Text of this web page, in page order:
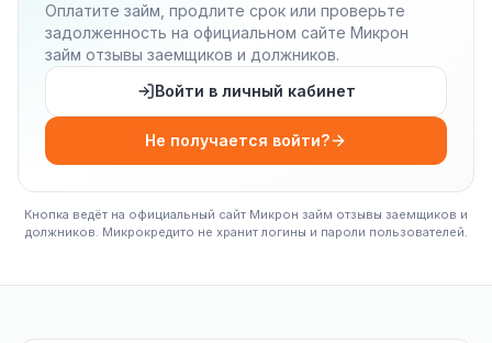
Оплатите займ, продлите срок или проверьте
задолженность на официальном сайте Микрон
займ отзывы заемщиков и должников.
Войти в личный кабинет
Не получается войти?
Кнопка ведёт на официальный сайт Микрон займ отзывы заемщиков и
должников. Микрокредито не хранит логины и пароли пользователей.